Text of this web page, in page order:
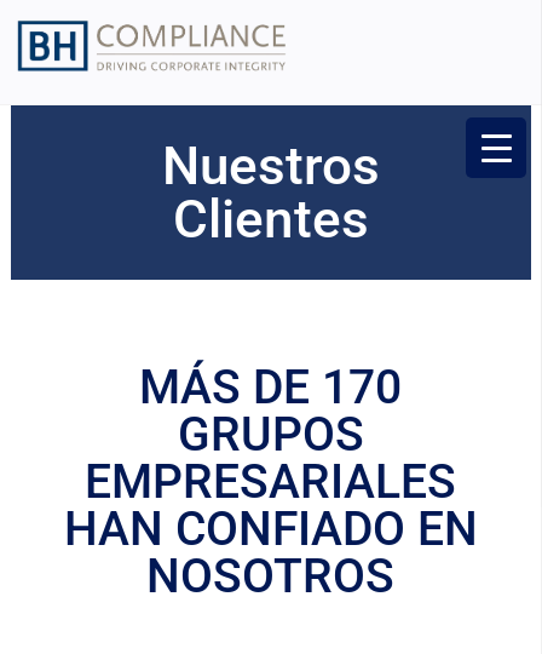
Nuestros
Clientes
MÁS DE 170
GRUPOS
EMPRESARIALES
HAN CONFIADO EN
NOSOTROS